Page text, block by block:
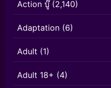
Action บู๊(2,140)
Adaptation (6)
Adult (1)
Adult 18+ (4)